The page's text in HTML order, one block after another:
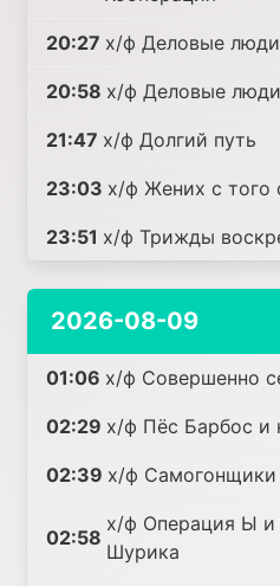
20:27 х/ф Деловые люди
20:58 х/ф Деловые
21:47 х/ф Долгий путь
23:03 х/ф Жених с того
23:51 х/ф Трижды
2026-08-09
01:06 х/ф Совершенно
02:29 х/ф Пёс Барбос и
02:39 х/ф Самогонщики
02:58
х/ф Операция Ы и
Шурика